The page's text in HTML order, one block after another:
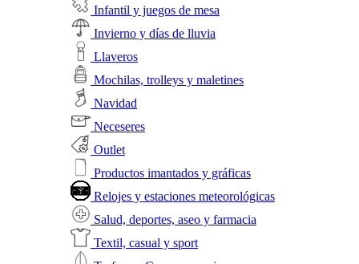
Infantil y juegos de mesa
Invierno y días de lluvia
Llaveros
Mochilas, trolleys y maletines
Navidad
Neceseres
Outlet
Productos imantados y gráficas
Relojes y estaciones meteorológicas
Salud, deportes, aseo y farmacia
Textil, casual y sport